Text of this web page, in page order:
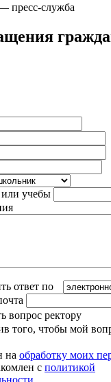
пресс-служба
учебы
ответ по
вопрос ректору
того, чтобы мой
на обработку моих
с политикой